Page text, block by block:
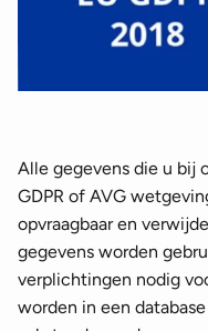
Alle gegevens die u bij
GDPR of AVG
opvraagbaar en
gegevens worden
verplichtingen nodig
worden in een